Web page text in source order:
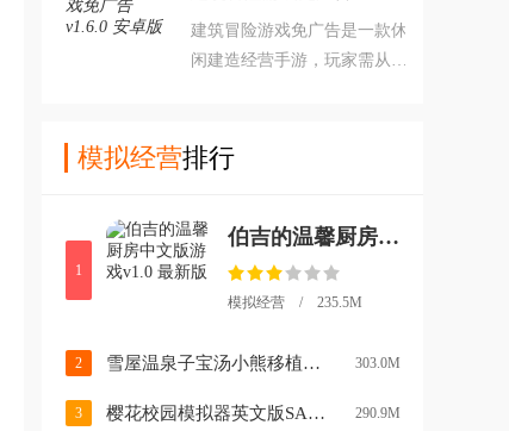
根据市场情况来上架各种商
品，而且游戏中你还需要不断
升级你的超市，吸引大量顾客
欢迎大家在本站下载游玩。
建筑冒险游戏免广告是一款休
闲建造经营手游，玩家需从零
升级提升效率，体验轻松有趣
下载体验！
模拟经营排行
1
伯吉的温馨厨房中文版游戏v1.0 最新版
模拟经营 / 235.5M
2 雪屋温泉子宝汤小熊移植下载v1.0.8 手机版 303.0M
3 樱花校园模拟器英文版SAKURA SchoolSimulatorv1.041.11 安卓版 290.9M